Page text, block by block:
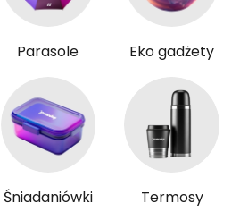
Parasole Eko gadżety
Śniadaniówki Termosy